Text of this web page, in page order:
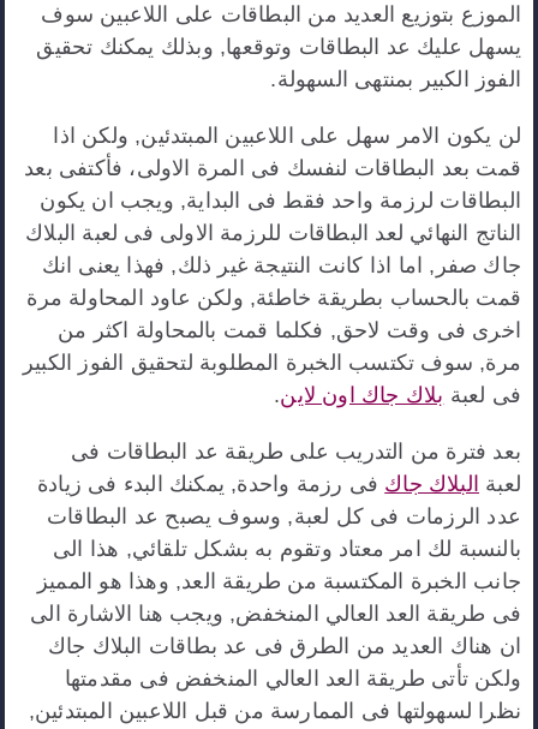
الموزع بتوزيع العديد من البطاقات على اللاعبين سوف
يسهل عليك عد البطاقات وتوقعها, وبذلك يمكنك تحقيق
الفوز الكبير بمنتهى السهولة.
لن يكون الامر سهل على اللاعبين المبتدئين, ولكن اذا
قمت بعد البطاقات لنفسك فى المرة الاولى، فأكتفى بعد
البطاقات لرزمة واحد فقط فى البداية, ويجب ان يكون
الناتج النهائي لعد البطاقات للرزمة الاولى فى لعبة البلاك
جاك صفر, اما اذا كانت النتيجة غير ذلك, فهذا يعنى انك
قمت بالحساب بطريقة خاطئة, ولكن عاود المحاولة مرة
اخرى فى وقت لاحق, فكلما قمت بالمحاولة اكثر من
مرة, سوف تكتسب الخبرة المطلوبة لتحقيق الفوز الكبير
فى لعبة بلاك جاك اون لاين.
بعد فترة من التدريب على طريقة عد البطاقات فى
لعبة البلاك جاكفى رزمة واحدة, يمكنك البدء فى زيادة
عدد الرزمات فى كل لعبة, وسوف يصبح عد البطاقات
بالنسبة لك امر معتاد وتقوم به بشكل تلقائي, هذا الى
جانب الخبرة المكتسبة من طريقة العد, وهذا هو المميز
فى طريقة العد العالي المنخفض, ويجب هنا الاشارة الى
ان هناك العديد من الطرق فى عد بطاقات البلاك جاك
ولكن تأتى طريقة العد العالي المنخفض فى مقدمتها
نظرا لسهولتها فى الممارسة من قبل اللاعبين المبتدئين,